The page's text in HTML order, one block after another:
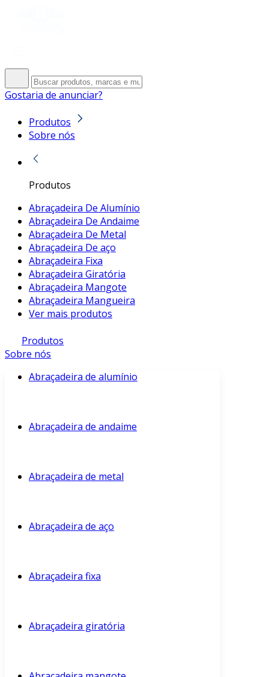
Gostaria de anunciar?
Produtos
Sobre nós
Produtos
Abraçadeira De Alumínio
Abraçadeira De Andaime
Abraçadeira De Metal
Abraçadeira De aço
Abraçadeira Fixa
Abraçadeira Giratória
Abraçadeira Mangote
Abraçadeira Mangueira
Ver mais produtos
Produtos
Sobre nós
Abraçadeira de alumínio
Abraçadeira de andaime
Abraçadeira de metal
Abraçadeira de aço
Abraçadeira fixa
Abraçadeira giratória